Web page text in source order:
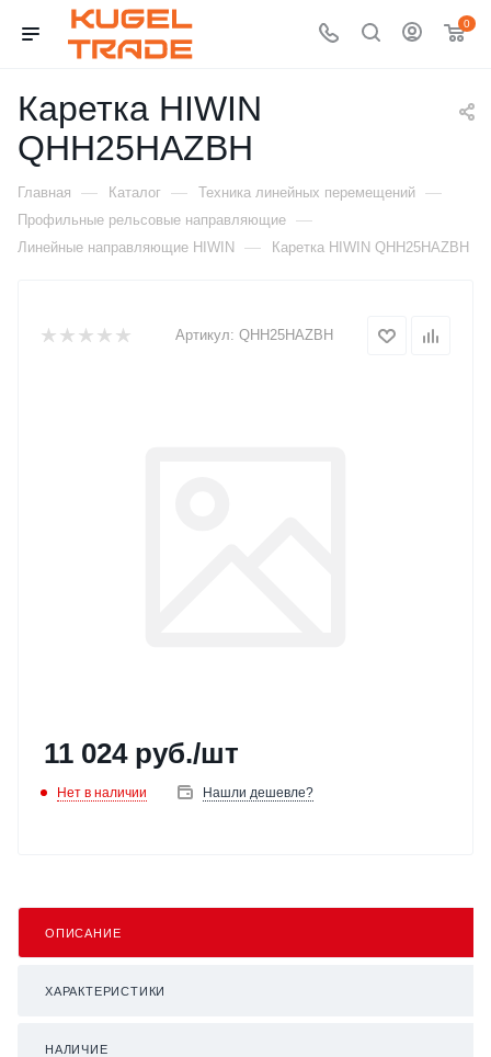
0
Каретка HIWIN
QHH25HAZBH
Главная — Каталог — Техника линейных перемещений —
Профильные рельсовые направляющие —
Линейные направляющие HIWIN — Каретка HIWIN QHH25HAZBH
Артикул: QHH25HAZBH
11 024руб./шт
Нет в наличии Нашли дешевле?
ОПИСАНИЕ
ХАРАКТЕРИСТИКИ
НАЛИЧИЕ